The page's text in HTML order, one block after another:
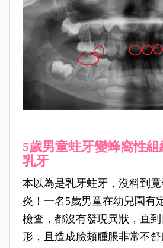
5歲男童蛀牙變蜂窩性
乳牙
本以為是乳牙蛀牙，沒料到
炎！一名5歲男童在幼兒園有
檢查，都沒有發現異狀，直
形，且造成臉頰腫脹非常不